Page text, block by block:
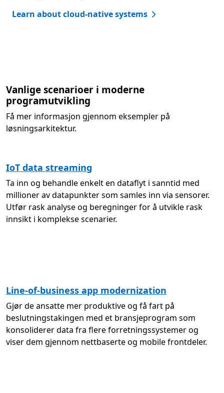
Learn about cloud-native systems
Vanlige scenarioer i moderne
programutvikling
Få mer informasjon gjennom eksempler på
løsningsarkitektur.
IoT data streaming
Ta inn og behandle enkelt en dataflyt i sanntid med
millioner av datapunkter som samles inn via sensorer.
Utfør rask analyse og beregninger for å utvikle rask
innsikt i komplekse scenarier.
Line-of-business app modernization
Gjør de ansatte mer produktive og få fart på
beslutningstakingen med et bransjeprogram som
konsoliderer data fra flere forretningssystemer og
viser dem gjennom nettbaserte og mobile frontdeler.